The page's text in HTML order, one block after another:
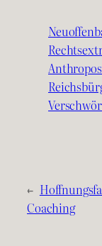
←
Coaching